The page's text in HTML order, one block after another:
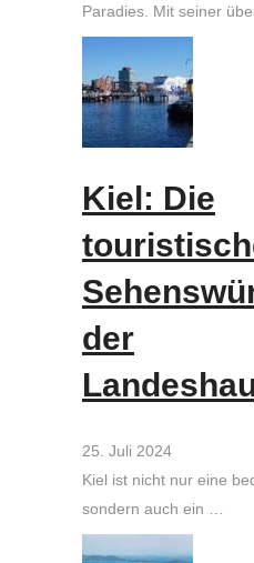
Paradies. Mit seiner
Kiel: Die
der
25. Juli 2024
Kiel ist nicht nur eine
sondern auch ein …